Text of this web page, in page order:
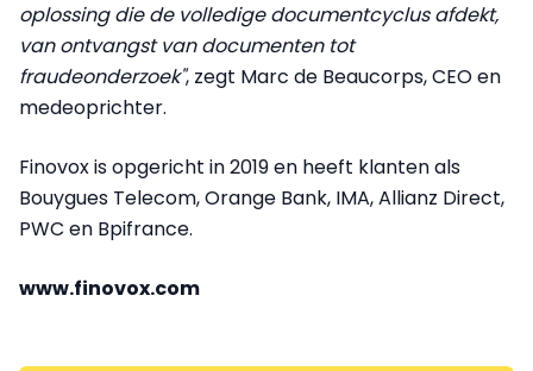
oplossing die de volledige documentcyclus afdekt,
van ontvangst van documenten tot
fraudeonderzoek", zegt Marc de Beaucorps, CEO en
medeoprichter.
Finovox is opgericht in 2019 en heeft klanten als
Bouygues Telecom, Orange Bank, IMA, Allianz Direct,
PWC en Bpifrance.
www.finovox.com